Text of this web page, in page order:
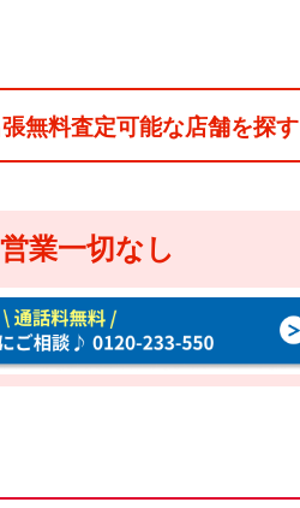
無料査定可能な店舗を探す
業一切なし